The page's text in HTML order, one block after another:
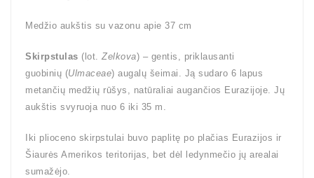
Medžio aukštis su vazonu apie 37 cm
Skirpstulas (lot. Zelkova) – gentis, priklausanti
guobinių (Ulmaceae) augalų šeimai. Ją sudaro 6 lapus
metančių medžių rūšys, natūraliai augančios Eurazijoje. Jų
aukštis svyruoja nuo 6 iki 35 m.
Iki plioceno skirpstulai buvo paplitę po plačias Eurazijos ir
Šiaurės Amerikos teritorijas, bet dėl ledynmečio jų arealai
sumažėjo.